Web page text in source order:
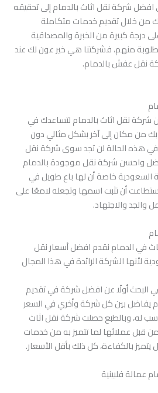
شركة نقل اثاث بالدمام إلى تحقيقه
من خلال تقديم خدمات متكاملة
درجة كبيرة من الخبرة والمصداقية
منهم، فشركتنا هي خير عون لك عند
نقل عفش بالدمام.
شركة نقل اثاث بالدمام لتساعدك في
من مكان إلى آخر بشكل مثالي دون
في هذه الحالة لن تجد سوى شركة نقل
واحسن شركة نقل موجودة بالدمام
السعودية خاصة أن لها باع طويل في
أن تثبت اسمها وتجعله لامعًا على
والاجتهاد.
في الدمام نقدم افضل أسعار نقل
لأنها الشركة الرائدة في هذا المجال
البحث أولًا عن افضل شركة في تقديم
يفاضل بين كل شركة وأخري في السعر
له، وبالطبع حصلت شركة نقل اثاث
قبل عملائها لما تتميز به من خدمات
بالكفاءة، كل ذلك بأقل الأسعار.
عمالة فلبينية